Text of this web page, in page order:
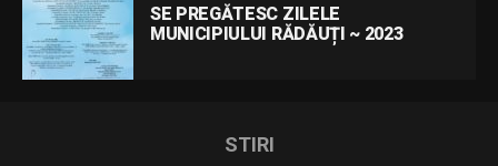
SE PREGĂTESC ZILELE
MUNICIPIULUI RĂDĂUȚI ~ 2023
STIRI